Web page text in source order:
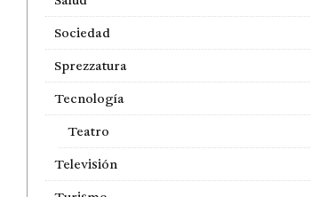
Sociedad
Sprezzatura
Tecnología
Teatro
Televisión